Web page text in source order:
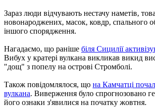
Зараз люди відчувають нестачу наметів,
новонароджених, масок, ковдр, спального
іншого спорядження.
Нагадаємо, що раніше біля Сицилії
Вибух у кратері вулкана викликав викид
"дощ" з попелу на острові Стромболі.
Також повідомлялося, що на Камчатці
вулкана. Виверження було спрогнозовано
його ознаки з'явилися на початку жовтня.